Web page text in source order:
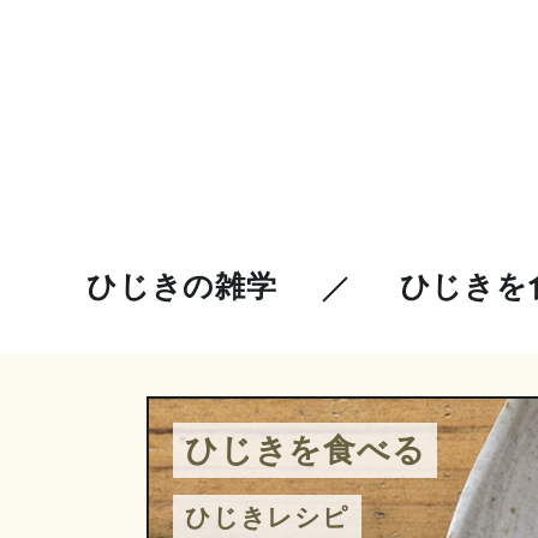
ひじきの雑学 ひじきを
ひじきを食べる
ひじきレシピ